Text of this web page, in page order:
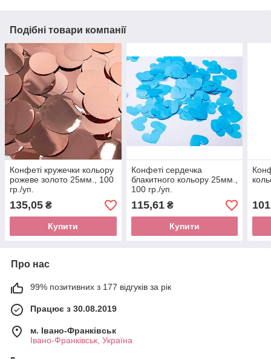
Подібні товари компанії
Конфеті кружечки кольору
рожеве золото 25мм., 100
гр./уп.
135,05 ₴
Купити
Конфеті сердечка
блакитного кольору 25мм.,
100 гр./уп.
115,61₴
Купити
Про нас
99% позитивних з 177 відгуків за рік
Працює з 30.08.2019
м. Івано-Франківськ
Івано-Франківськ, Україна